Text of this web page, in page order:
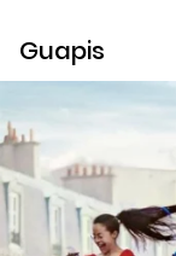
Guapis